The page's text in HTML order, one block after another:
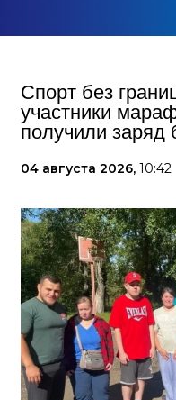
Спорт без
участники
получили заряд
04 августа 2026, 10:42